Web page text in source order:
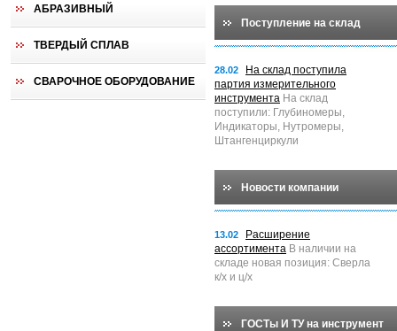
АБРАЗИВНЫЙ
ТВЕРДЫЙ СПЛАВ
СВАРОЧНОЕ ОБОРУДОВАНИЕ
Поступление на склад
28.02
На склад поступила
партия измерительного
инструмента На склад
поступили: Глубиномеры,
Индикаторы, Нутромеры,
Штангенциркули
Новости компании
13.02
Расширение
ассортимента В наличии на
складе новая позиция: Сверла
к/х и ц/х
ГОСТы И ТУ на инструмент